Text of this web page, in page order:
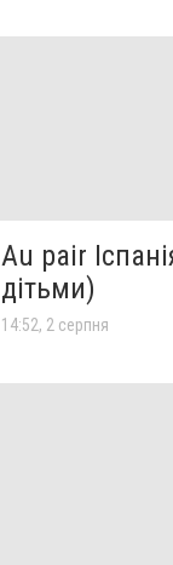
Au pair
дітьми)
14:52, 2 серпня